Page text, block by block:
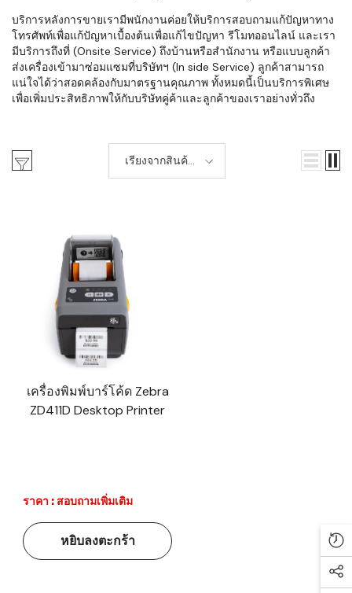
บริการหลังการขายเรามีพนักงานค่อยให้บริการสอบถามแก้ปัญหาทาง
โทรศัพท์เพื่อแก้ปัญหาเบื้องต้นเพื่อแก้ไขปัญหา รีโมทออนไลน์ และเรา
มีบริการถึงที่ (Onsite Service) ถึงบ้านหรือสำนักงาน หรือแบบลูกค้า
ส่งเครื่องเข้ามาซ่อมแซมที่บริษัทฯ (In side Service) ลูกค้าสามารถ
แน่ใจได้ว่าสอดคล้องกับมาตรฐานคุณภาพ ทั้งหมดนี้เป็นบริการพิเศษ
เพื่อเพิ่มประสิทธิภาพให้กับบริษัทคู่ค้าและลูกค้าของเราอย่างทั่วถึง
เรียงจากสินค้า
ใหม่-เก่า
เครื่องพิมพ์บาร์โค้ด Zebra
ZD411D Desktop Printer
ราคา : สอบถามเพิ่มเติม
หยิบลงตะกร้า